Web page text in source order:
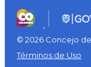
© 2026 Concejo
Términos de Uso